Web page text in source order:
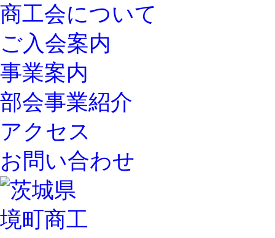
商工会について
ご入会案内
事業案内
部会事業紹介
アクセス
お問い合わせ